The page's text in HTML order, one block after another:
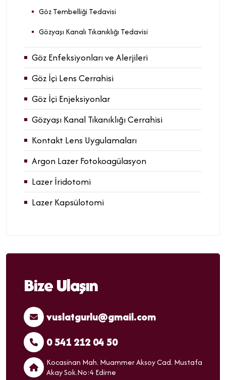
Göz Tembelliği Tedavisi
Gözyaşı Kanalı Tıkanıklığı Tedavisi
Göz Enfeksiyonları ve Alerjileri
Göz İçi Lens Cerrahisi
Göz İçi Enjeksiyonlar
Gözyaşı Kanal Tıkanıklığı Cerrahisi
Kontakt Lens Uygulamaları
Argon Lazer Fotokoagülasyon
Lazer İridotomi
Lazer Kapsülotomi
Bize Ulaşın
vuslatgurlu@gmail.com
0 541 212 04 50
Kocasinan Mah. Muammer Aksoy Cad. Mustafa
Akay Sok.No:4 Edirne